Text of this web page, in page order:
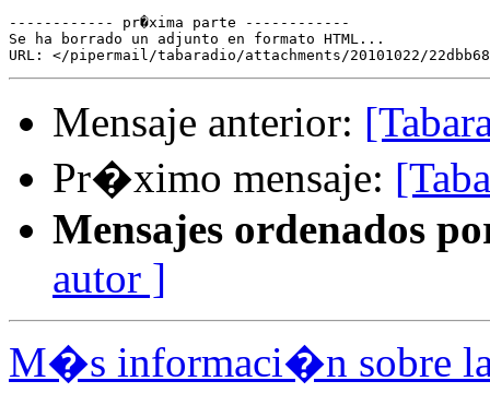
------------ pr�xima parte ------------
Se ha borrado un adjunto en formato HTML...
Mensaje anterior:
Pr�ximo mensaje:
Mensajes ordenados
autor ]
M�s informaci�n sobre